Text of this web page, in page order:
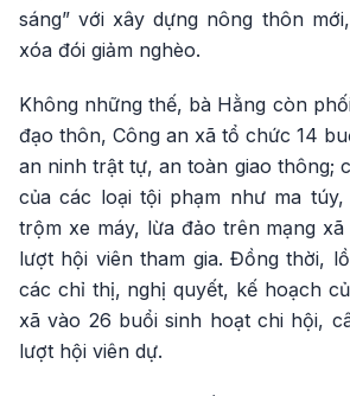
sáng” với xây dựng nông thôn
xóa đói giảm nghèo.
Không những thế, bà Hằng còn
đạo thôn, Công an xã tổ chức 14
an ninh trật tự, an toàn giao thông;
của các loại tội phạm như ma
trộm xe máy, lừa đảo trên mạng
lượt hội viên tham gia. Đồng thời,
các chỉ thị, nghị quyết, kế hoạch
xã vào 26 buổi sinh hoạt chi hội,
lượt hội viên dự.